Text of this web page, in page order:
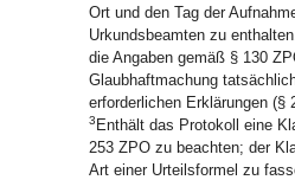
Ort und den Tag der
Urkundsbeamten zu
die Angaben gemäß § 130
Glaubhaftmachung
erforderlichen Erklärungen (§
3 Enthält das Protokoll eine
253 ZPO zu beachten; der
Art einer Urteilsformel zu